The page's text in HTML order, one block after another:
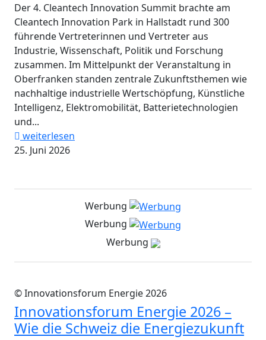
Der 4. Cleantech Innovation Summit brachte am
Cleantech Innovation Park in Hallstadt rund 300
führende Vertreterinnen und Vertreter aus
Industrie, Wissenschaft, Politik und Forschung
zusammen. Im Mittelpunkt der Veranstaltung in
Oberfranken standen zentrale Zukunftsthemen wie
nachhaltige industrielle Wertschöpfung, Künstliche
Intelligenz, Elektromobilität, Batterietechnologien
und...
weiterlesen
25. Juni 2026
Werbung
Werbung
Werbung
© Innovationsforum Energie 2026
Innovationsforum Energie 2026 –
Wie die Schweiz die Energiezukunft